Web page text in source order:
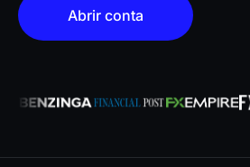
Abrir conta